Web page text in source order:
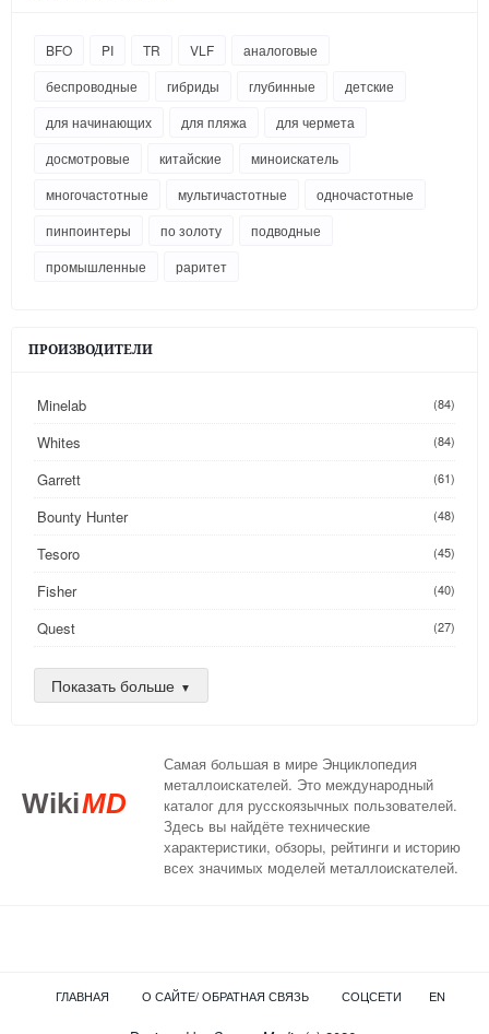
BFO PI TR VLF
аналоговые
беспроводные
гибриды глубинные
детские
для начинающих
для пляжа
для чермета
досмотровые
китайские
миноискатель
многочастотные
мультичастотные
одночастотные
пинпоинтеры
по золоту
подводные
промышленные
раритет
ПРОИЗВОДИТЕЛИ
Minelab (84)
Whites (84)
Garrett (61)
Bounty Hunter (48)
Tesoro (45)
Fisher (40)
Quest (27)
Golden Mask
Nokta
XP (14)
(13)
Detech (8)
Показать больше
WikiMD
Самая большая в мире Энциклопедия
металлоискателей. Это международный
каталог для русскоязычных пользователей.
Здесь вы найдёте технические
характеристики, обзоры, рейтинги и историю
всех значимых моделей металлоискателей.
ГЛАВНАЯ О САЙТЕ/ ОБРАТНАЯ СВЯЗЬ СОЦСЕТИ EN